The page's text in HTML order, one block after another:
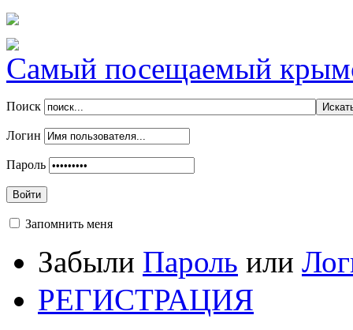
Самый посещаемый
Поиск
Логин
Пароль
Войти
Запомнить меня
Забыли Пароль или
РЕГИСТРАЦИЯ